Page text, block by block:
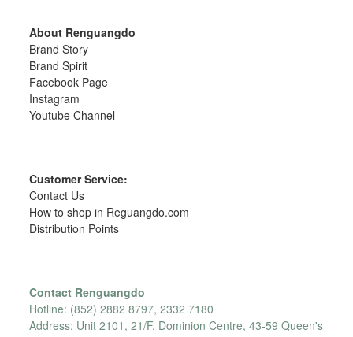
About Renguangdo
Brand Story
Brand Spirit
Facebook Page
Instagram
Youtube Channel
Customer Service:
Contact Us
How to shop in Reguangdo.com
Distribution Points
Contact Renguangdo
Hotline: (852) 2882 8797, 2332 7180
Address: Unit 2101, 21/F, Dominion Centre, 43-59 Queen's